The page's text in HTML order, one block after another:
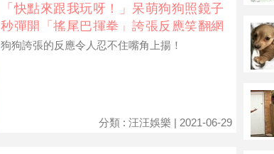
「快點來跟我玩呀！」呆萌狗狗照鏡子
秒彈開「搖尾巴揮拳」誇張反應笑翻網
友
狗狗誇張的反應令人忍不住嘴角上揚！
分類 : 汪汪娛樂 | 2021-06-29